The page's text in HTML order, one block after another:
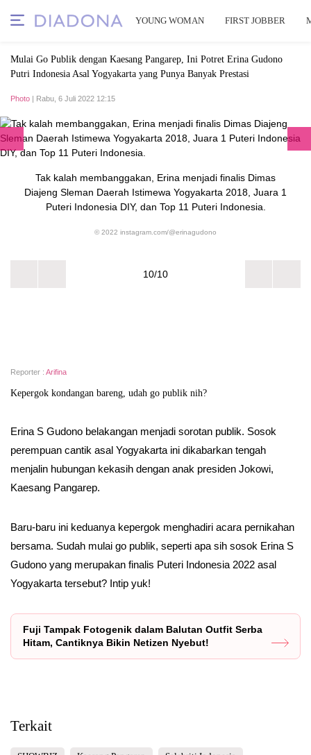
YOUNG WOMAN FIRST JOBBER
Mulai Go Publik dengan Kaesang Pangarep, Ini Potret Erina Gudono
Putri Indonesia Asal Yogyakarta yang Punya Banyak Prestasi
Photo | Rabu, 6 Juli 2022 12:15
Tak kalah membanggakan, Erina menjadi finalis Dimas
Diajeng Sleman Daerah Istimewa Yogyakarta 2018, Juara 1
Puteri Indonesia DIY, dan Top 11 Puteri Indonesia.
© 2022 instagram.com/@erinagudono
10/10
Reporter : Arifina
Kepergok kondangan bareng, udah go publik nih?
Erina S Gudono belakangan menjadi sorotan publik. Sosok
perempuan cantik asal Yogyakarta ini dikabarkan tengah
menjalin hubungan kekasih dengan anak presiden Jokowi,
Kaesang Pangarep.
Baru-baru ini keduanya kepergok menghadiri acara pernikahan
bersama. Sudah mulai go publik, seperti apa sih sosok Erina S
Gudono yang merupakan finalis Puteri Indonesia 2022 asal
Yogyakarta tersebut? Intip yuk!
Fuji Tampak Fotogenik dalam Balutan Outfit Serba
Hitam, Cantiknya Bikin Netizen Nyebut!
Terkait